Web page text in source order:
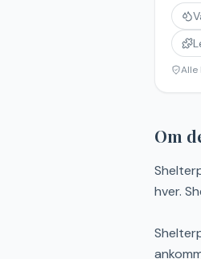
Alle
Om
hver.